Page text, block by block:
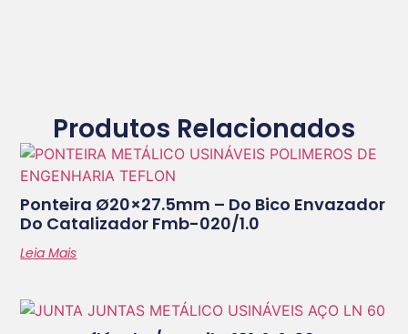
Produtos Relacionados
Ponteira Ø20×27.5mm – Do Bico Envazador
Do Catalizador Fmb-020/1.0
Leia Mais